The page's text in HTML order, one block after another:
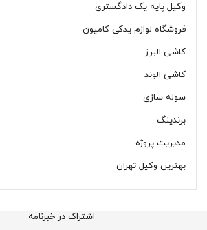
وکیل پایه یک دادگستری
فروشگاه لوازم یدکی کامیون
کاشی البرز
کاشی الوند
سوله سازی
برندینگ
مدیریت پروژه
بهترین وکیل تهران
اشتراک در خبرنامه